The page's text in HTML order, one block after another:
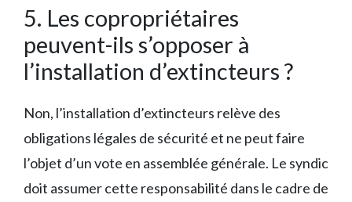
5. Les copropriétaires
peuvent-ils s’opposer à
l’installation d’extincteurs ?
Non, l’installation d’extincteurs relève des
obligations légales de sécurité et ne peut faire
l’objet d’un vote en assemblée générale. Le syndic
doit assumer cette responsabilité dans le cadre de